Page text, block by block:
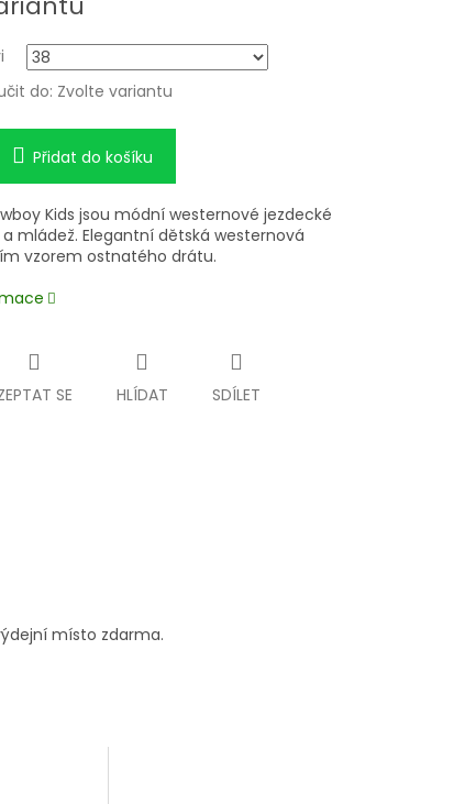
do: Zvolte variantu
Přidat do košíku
Kids jsou módní westernové jezdecké
mládež. Elegantní dětská westernová
vzorem ostnatého drátu.
SE HLÍDAT SDÍLET
místo zdarma.